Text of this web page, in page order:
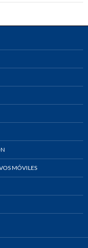
MÓVILES